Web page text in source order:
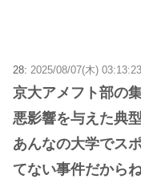
28: 2025/08/07(木)
京大アメフト部の
悪影響を与えた典
あんなの大学でス
てない事件だから